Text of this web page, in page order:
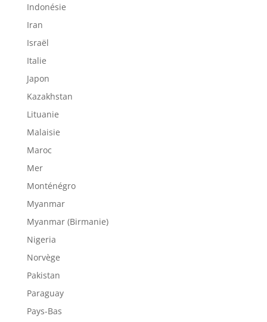
Indonésie
Iran
Israël
Italie
Japon
Kazakhstan
Lituanie
Malaisie
Maroc
Mer
Monténégro
Myanmar
Myanmar (Birmanie)
Nigeria
Norvège
Pakistan
Paraguay
Pays-Bas